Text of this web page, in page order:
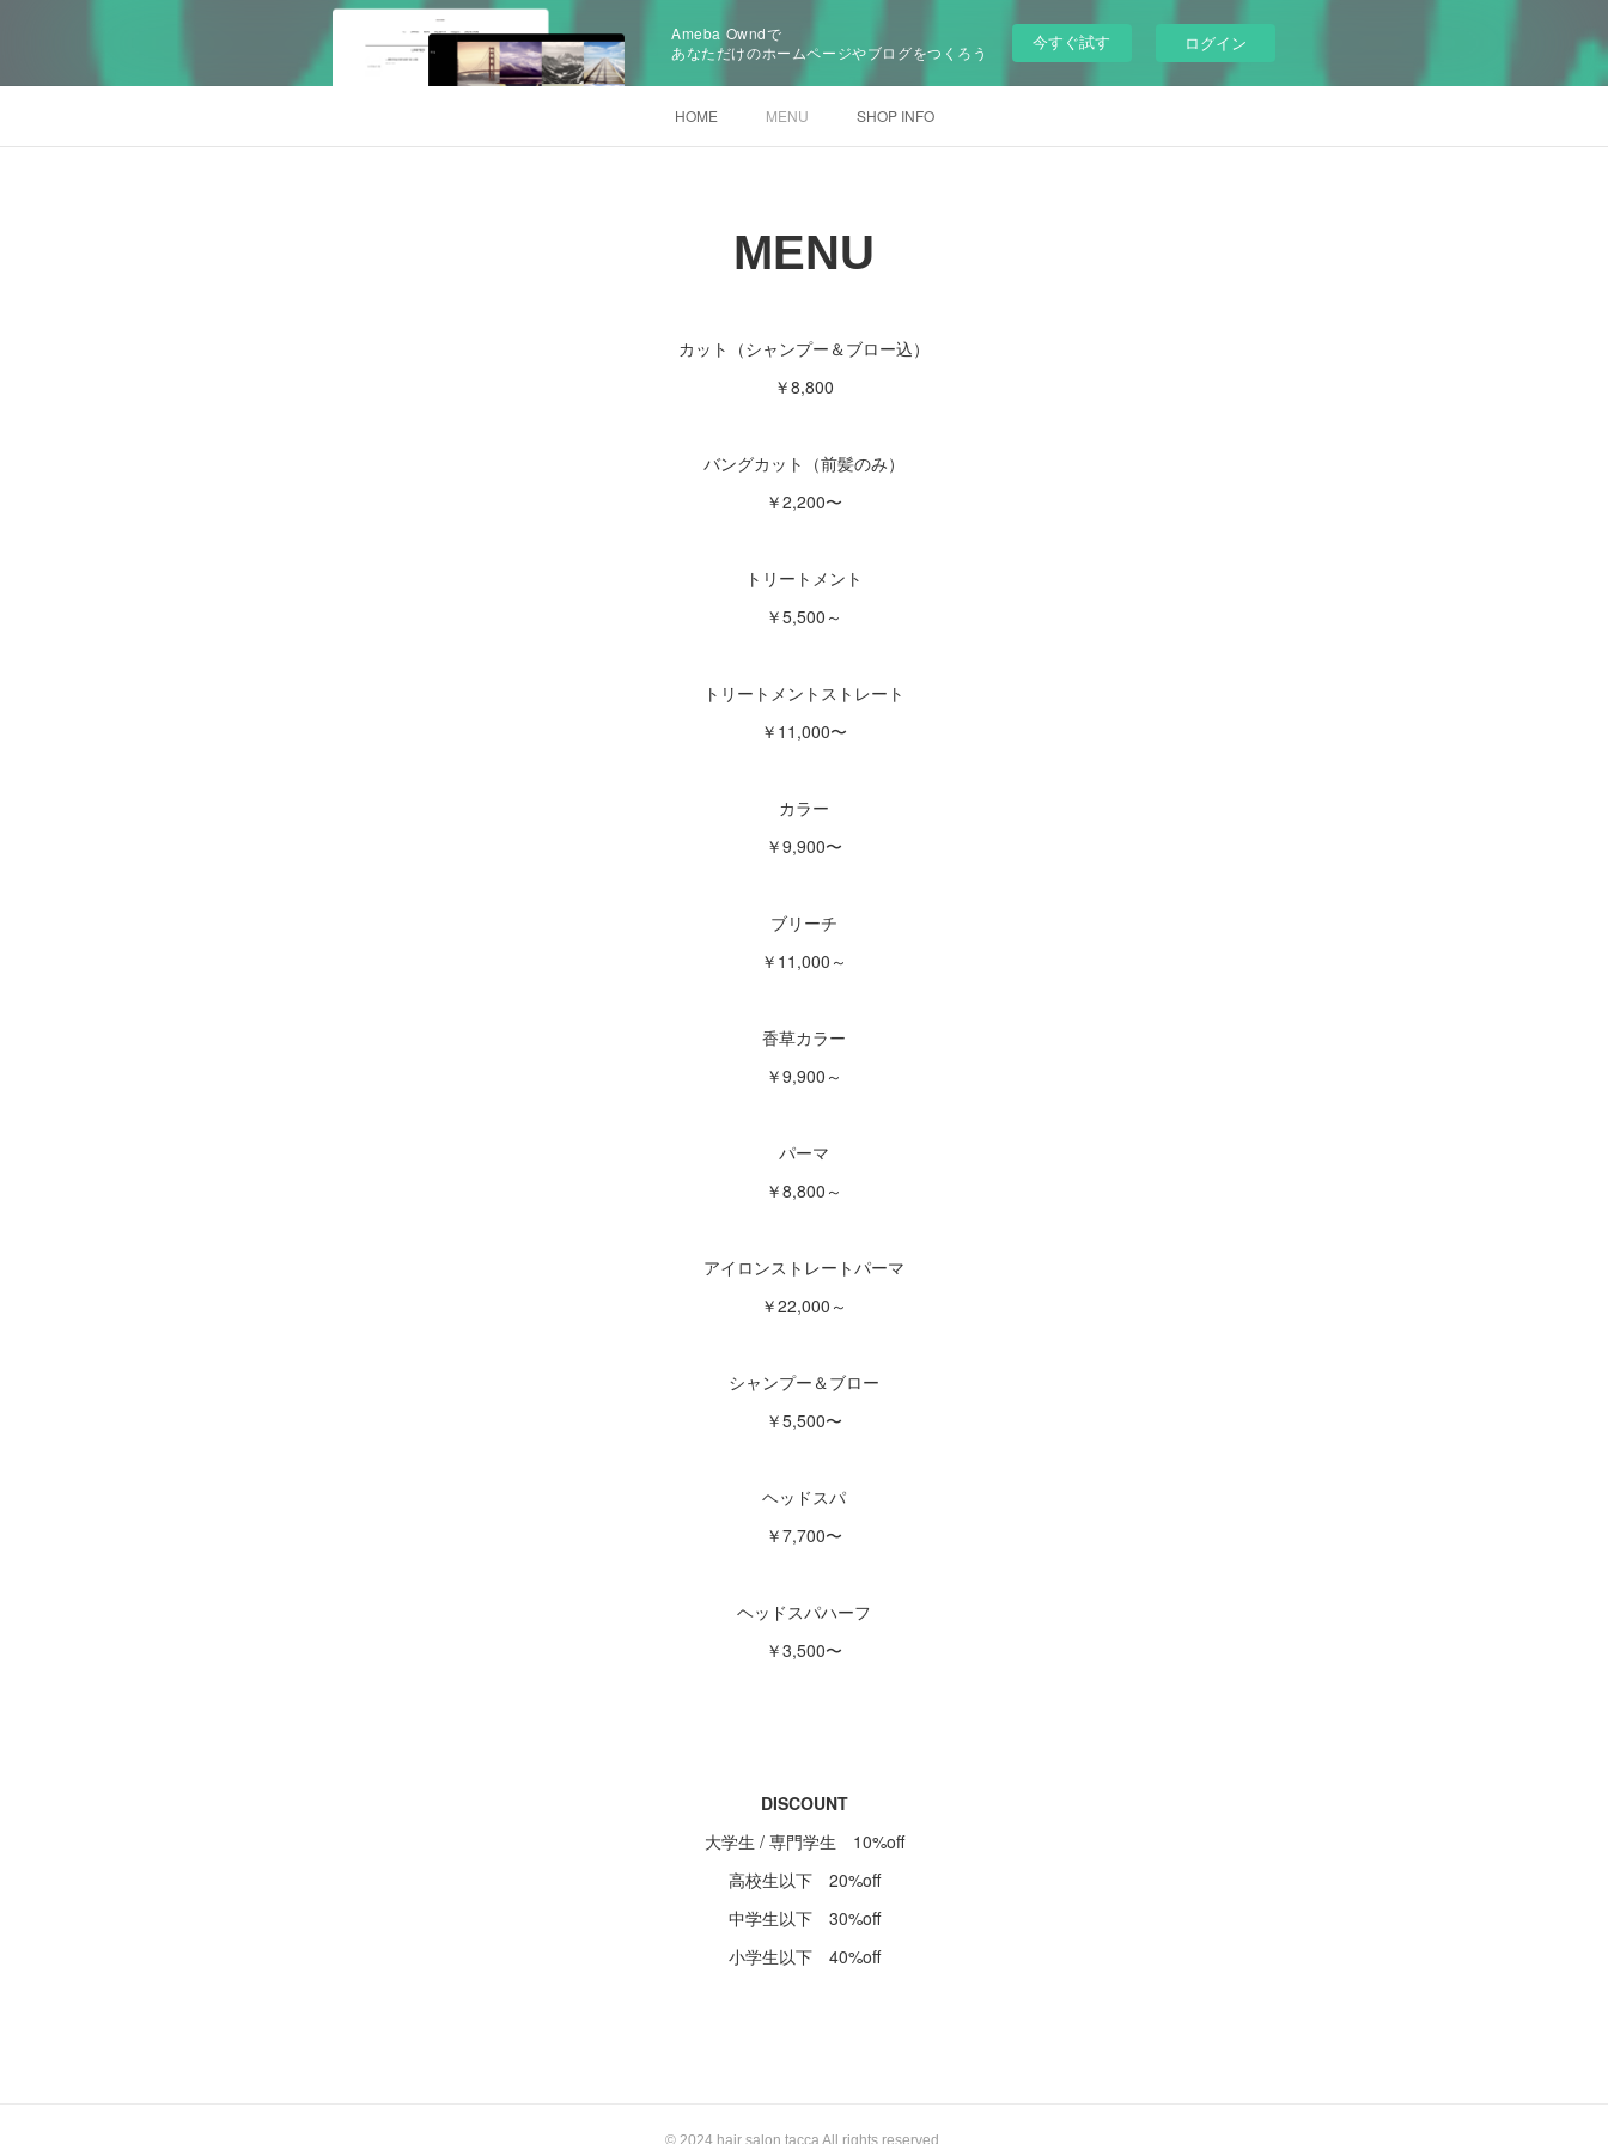
Ameba Owndで
あなただけのホームページやブログをつくろう
今すぐ試す ログイン
HOME MENU SHOP INFO
MENU
カット（シャンプー＆ブロー込）
￥8,800
バングカット（前髪のみ）
￥2,200〜
トリートメント
￥5,500～
トリートメントストレート
￥11,000〜
カラー
￥9,900〜
ブリーチ
￥11,000～
香草カラー
￥9,900～
パーマ
￥8,800～
アイロンストレートパーマ
￥22,000～
シャンプー＆ブロー
￥5,500〜
ヘッドスパ
￥7,700〜
ヘッドスパハーフ
￥3,500〜
DISCOUNT
大学生 / 専門学生 10%off
高校生以下 20%off
中学生以下 30%off
小学生以下 40%off
© 2024 hair salon tacca All rights reserved.